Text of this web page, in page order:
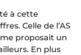
à cette
Celle de l’AS
proposait un
En plus